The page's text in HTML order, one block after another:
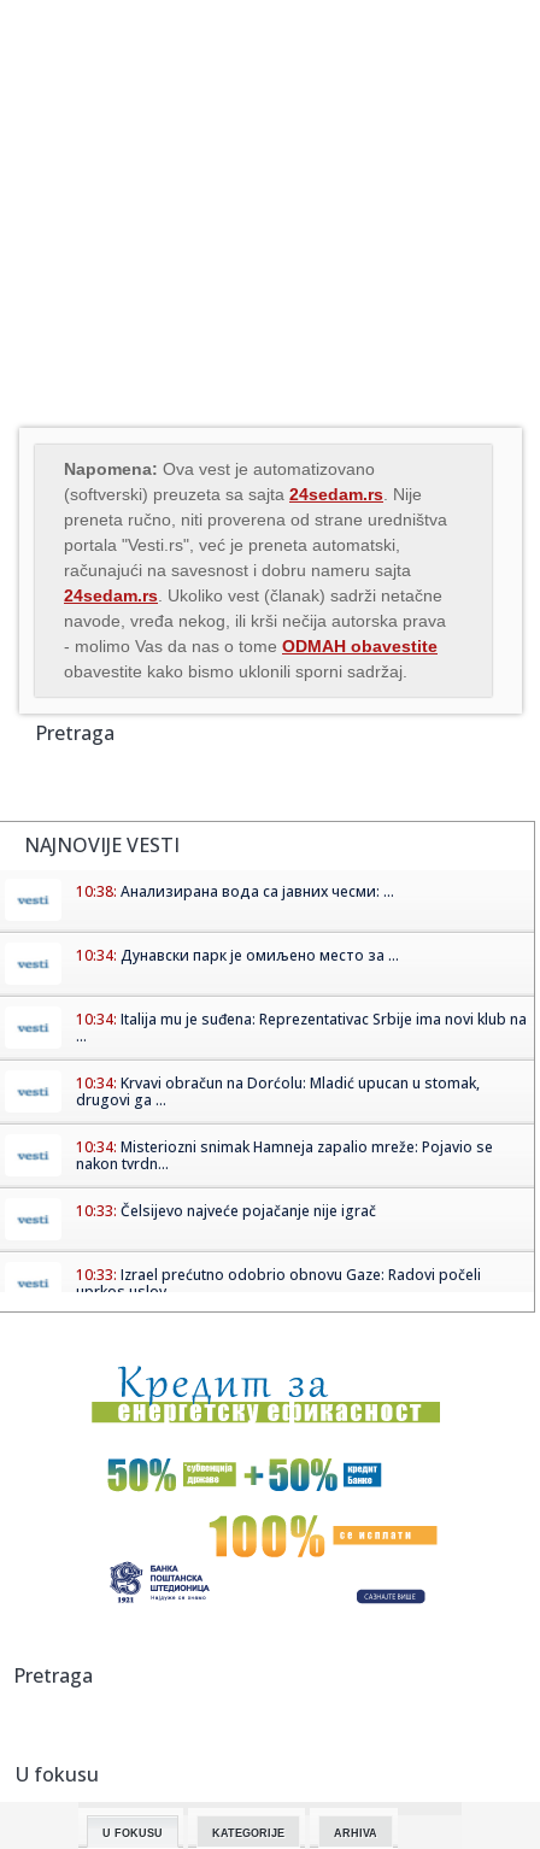
Napomena: Ova vest je automatizovano
(softverski) preuzeta sa sajta 24sedam.rs . Nije
preneta ručno, niti proverena od strane uredništva
portala "Vesti.rs", već je preneta automatski,
računajući na savesnost i dobru nameru sajta
24sedam.rs . Ukoliko vest (članak) sadrži netačne
navode, vređa nekog, ili krši nečija autorska prava
- molimo Vas da nas o tome ODMAH obavestite
obavestite kako bismo uklonili sporni sadržaj.
Pretraga
NAJNOVIJE VESTI
10:38: Анализирана вода са јавних чесми: ...
10:34: Дунавски парк је омиљено место за ...
10:34: Italija mu je suđena: Reprezentativac Srbije ima novi klub na
...
10:34: Krvavi obračun na Dorćolu: Mladić upucan u stomak,
drugovi ga ...
10:34: Misteriozni snimak Hamneja zapalio mreže: Pojavio se
nakon tvrdn...
10:33: Čelsijevo najveće pojačanje nije igrač
10:33: Izrael prećutno odobrio obnovu Gaze: Radovi počeli
uprkos uslov...
10:31:U Srbiji požari na pet lokacija, najizazovnije u Deliblatskoj
pe...
10:30:Romantizujemo leto do kraja, a ovi komadi su kao stvoreni
za avgu...
Oko 1.500 ljudi posjetilo džez festival na Zelenkovcu
10:26:'Građanska smrt': Kremlj državljanstvo koristi kao oružje
motoci...
10:26:
Pretraga
U fokusu
U FOKUSU KATEGORIJE ARHIVA